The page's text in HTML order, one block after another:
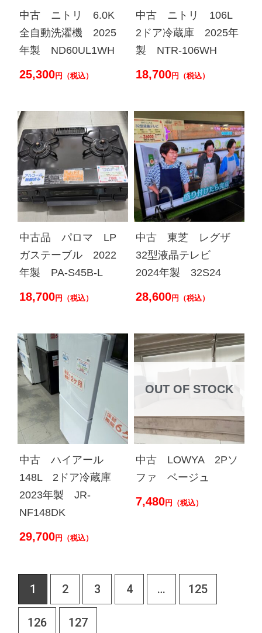
中古 ニトリ 6.0K
全自動洗濯機 2025
年製 ND60UL1WH
25,300円（税込）
中古 ニトリ 106L
2ドア冷蔵庫 2025年
製 NTR-106WH
18,700円（税込）
中古品 パロマ LP
ガステーブル 2022
年製 PA-S45B-L
18,700円（税込）
中古 東芝 レグザ
32型液晶テレビ
2024年製 32S24
28,600円（税込）
中古 ハイアール
148L 2ドア冷蔵庫
2023年製 JR-
NF148DK
29,700円（税込）
OUT OF STOCK
中古 LOWYA 2Pソ
ファ ベージュ
7,480円（税込）
1 2 3 4 … 125
126 127